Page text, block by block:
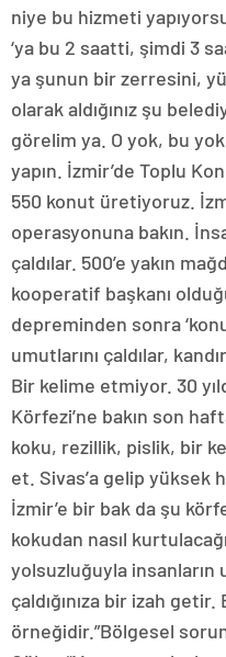
niye bu hizmeti
‘ya bu 2 saatti, şimdi 3
ya şunun bir zerresini,
olarak aldığınız şu
görelim ya. O yok, bu
yapın. İzmir’de Toplu
550 konut üretiyoruz.
operasyonuna bakın.
çaldılar. 500’e yakın
kooperatif başkanı
depreminden sonra
umutlarını çaldılar,
Bir kelime etmiyor. 30
Körfezi’ne bakın son
koku, rezillik, pislik, bir
et. Sivas’a gelip yüksek
İzmir’e bir bak da şu
kokudan nasıl
yolsuzluğuyla insanların
çaldığınıza bir izah
örneğidir.”Bölgesel